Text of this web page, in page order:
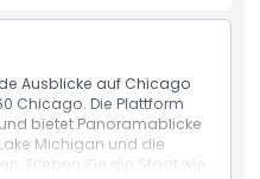
Ausblicke auf Chicago
Chicago. Die Plattform
bietet Panoramablicke
Michigan und die
Erleben Sie die Stadt wie